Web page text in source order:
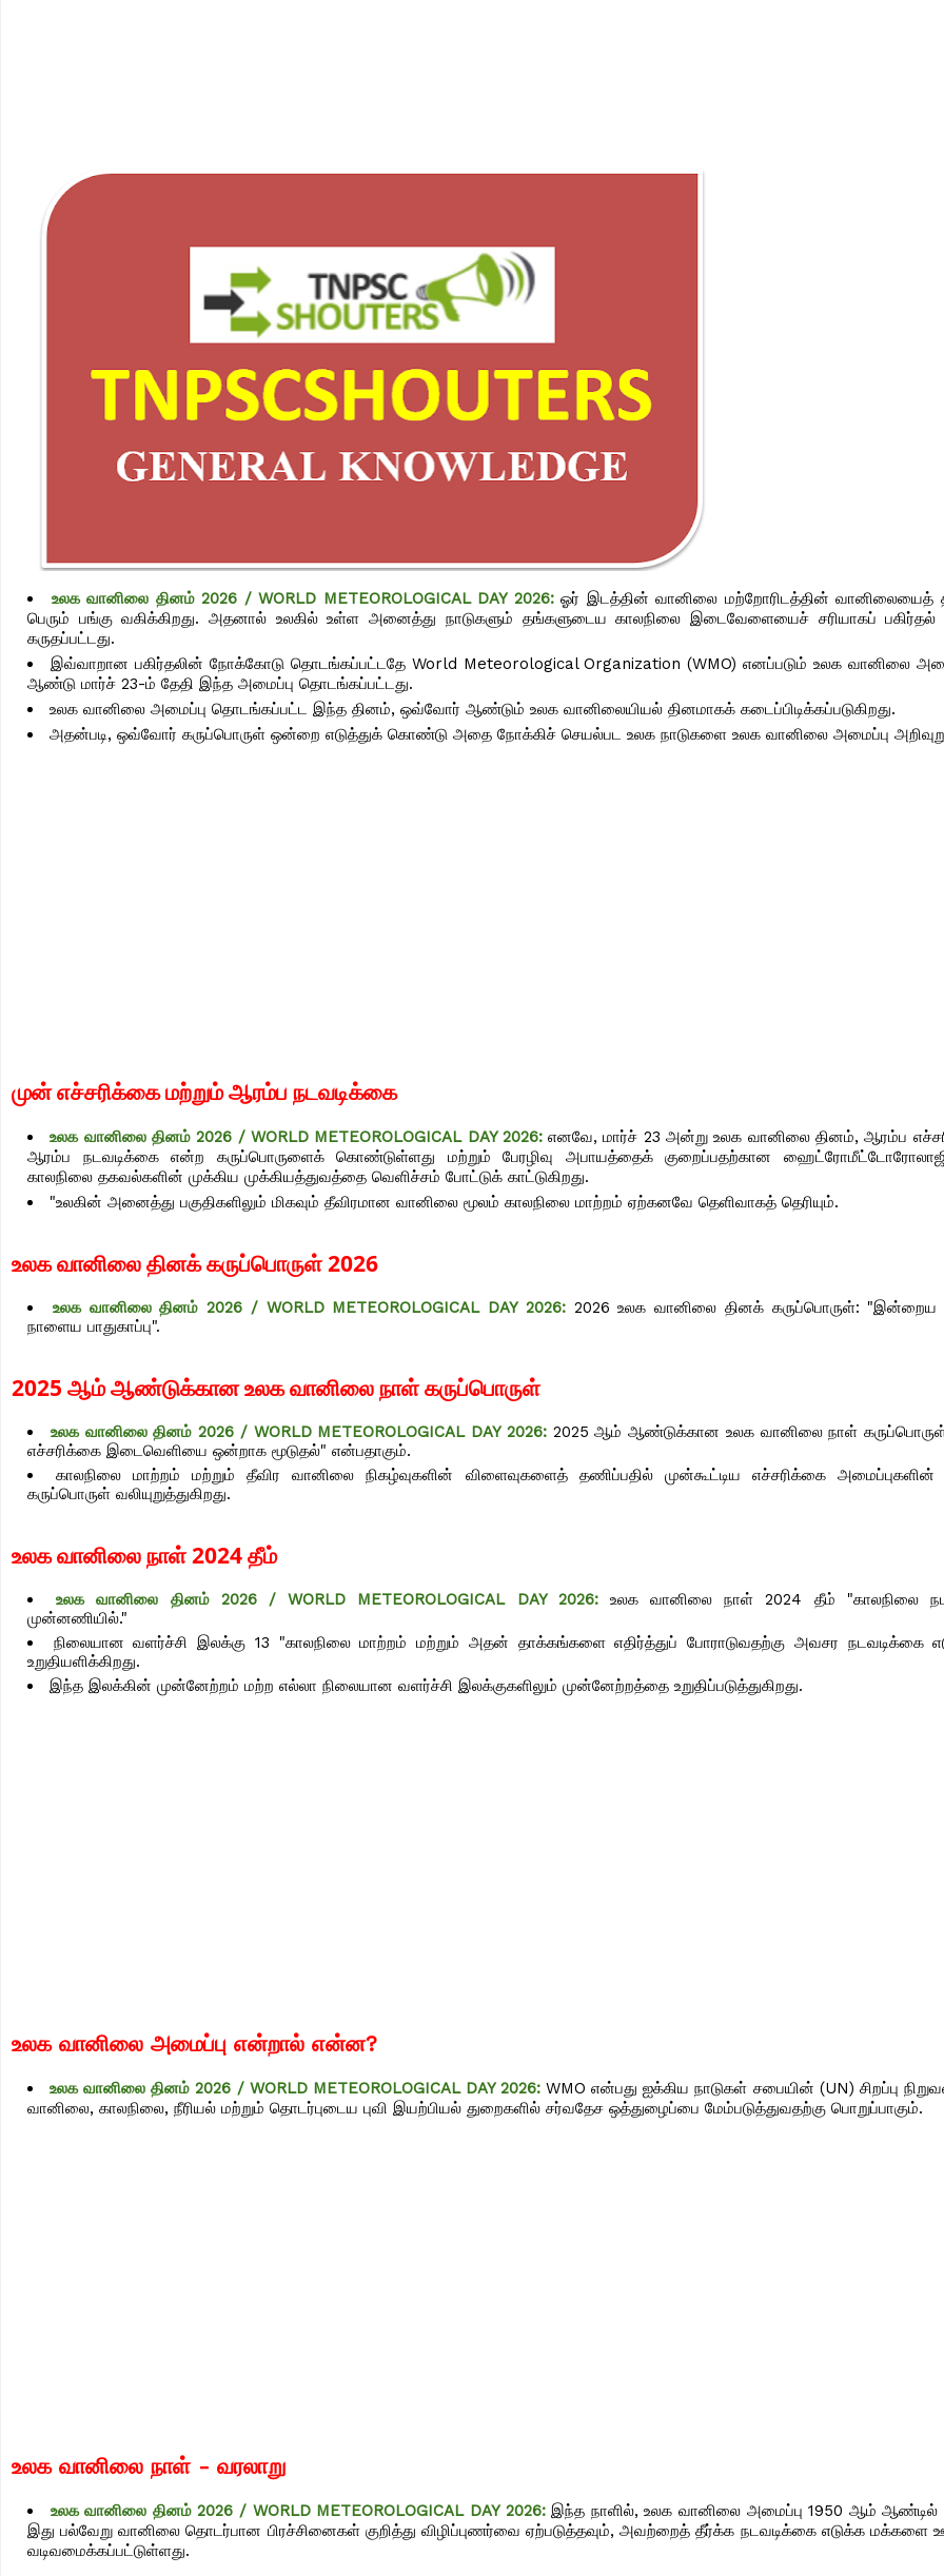
உலக வானிலை தினம் 2026 / WORLD METEOROLOGICAL DAY 2026:ஓர் இடத்தின் வானிலை மற்றோரிடத்தின் வானிலையைத்
பெரும் பங்கு வகிக்கிறது. அதனால் உலகில் உள்ள அனைத்து நாடுகளும் தங்களுடைய காலநிலை இடைவேளையைச் சரியாகப்
கருதப்பட்டது.
இவ்வாறான பகிர்தலின் நோக்கோடு தொடங்கப்பட்டதே World Meteorological Organization (WMO) எனப்படும் உலக வானிலை
ஆண்டு மார்ச் 23-ம் தேதி இந்த அமைப்பு தொடங்கப்பட்டது.
உலக வானிலை அமைப்பு தொடங்கப்பட்ட இந்த தினம், ஒவ்வோர் ஆண்டும் உலக வானிலையியல் தினமாகக் கடைப்பிடிக்கப்படுகிறது.
அதன்படி, ஒவ்வோர் கருப்பொருள் ஒன்றை எடுத்துக் கொண்டு அதை நோக்கிச் செயல்பட உலக நாடுகளை உலக வானிலை அமைப்பு
முன் எச்சரிக்கை மற்றும் ஆரம்ப நடவடிக்கை
உலக வானிலை தினம் 2026 / WORLD METEOROLOGICAL DAY 2026:எனவே, மார்ச் 23 அன்று உலக வானிலை தினம், ஆரம்ப
ஆரம்ப நடவடிக்கை என்ற கருப்பொருளைக் கொண்டுள்ளது மற்றும் பேரழிவு அபாயத்தைக் குறைப்பதற்கான
காலநிலை தகவல்களின் முக்கிய முக்கியத்துவத்தை வெளிச்சம் போட்டுக் காட்டுகிறது.
"உலகின் அனைத்து பகுதிகளிலும் மிகவும் தீவிரமான வானிலை மூலம் காலநிலை மாற்றம் ஏற்கனவே தெளிவாகத் தெரியும்.
உலக வானிலை தினக் கருப்பொருள் 2026
உலக வானிலை தினம் 2026 / WORLD METEOROLOGICAL DAY 2026:2026 உலக வானிலை தினக் கருப்பொருள்: "இன்றைய
நாளைய பாதுகாப்பு".
2025 ஆம் ஆண்டுக்கான உலக வானிலை நாள் கருப்பொருள்
உலக வானிலை தினம் 2026 / WORLD METEOROLOGICAL DAY 2026:2025 ஆம் ஆண்டுக்கான உலக வானிலை நாள் கருப்பொருள்
எச்சரிக்கை இடைவெளியை ஒன்றாக மூடுதல்" என்பதாகும்.
காலநிலை மாற்றம் மற்றும் தீவிர வானிலை நிகழ்வுகளின் விளைவுகளைத் தணிப்பதில் முன்கூட்டிய எச்சரிக்கை
கருப்பொருள் வலியுறுத்துகிறது.
உலக வானிலை நாள் 2024 தீம்
உலக வானிலை தினம் 2026 / WORLD METEOROLOGICAL DAY 2026:உலக வானிலை நாள் 2024 தீம் "காலநிலை
முன்னணியில்."
நிலையான வளர்ச்சி இலக்கு 13 "காலநிலை மாற்றம் மற்றும் அதன் தாக்கங்களை எதிர்த்துப் போராடுவதற்கு அவசர நடவடிக்கை
உறுதியளிக்கிறது.
இந்த இலக்கின் முன்னேற்றம் மற்ற எல்லா நிலையான வளர்ச்சி இலக்குகளிலும் முன்னேற்றத்தை உறுதிப்படுத்துகிறது.
உலக வானிலை அமைப்பு என்றால் என்ன?
உலக வானிலை தினம் 2026 / WORLD METEOROLOGICAL DAY 2026: WMO என்பது ஐக்கிய நாடுகள் சபையின் (UN) சிறப்பு
வானிலை, காலநிலை, நீரியல் மற்றும் தொடர்புடைய புவி இயற்பியல் துறைகளில் சர்வதேச ஒத்துழைப்பை மேம்படுத்துவதற்கு பொறுப்பாகும்.
உலக வானிலை நாள் - வரலாறு
உலக வானிலை தினம் 2026 / WORLD METEOROLOGICAL DAY 2026: இந்த நாளில், உலக வானிலை அமைப்பு 1950 ஆம் ஆண்டில்
இது பல்வேறு வானிலை தொடர்பான பிரச்சினைகள் குறித்து விழிப்புணர்வை ஏற்படுத்தவும், அவற்றைத் தீர்க்க நடவடிக்கை எடுக்க மக்களை
வடிவமைக்கப்பட்டுள்ளது.